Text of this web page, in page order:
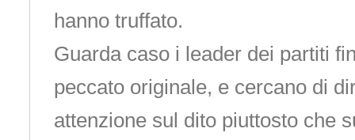
hanno truffato.
Guarda caso i leader dei partiti
peccato originale, e cercano di
attenzione sul dito piuttosto che